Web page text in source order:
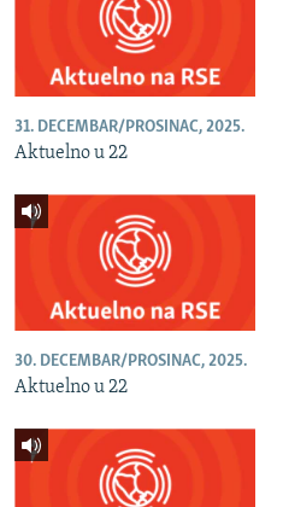
31. DECEMBAR/PROSINAC, 2025.
Aktuelno u 22
30. DECEMBAR/PROSINAC, 2025.
Aktuelno u 22